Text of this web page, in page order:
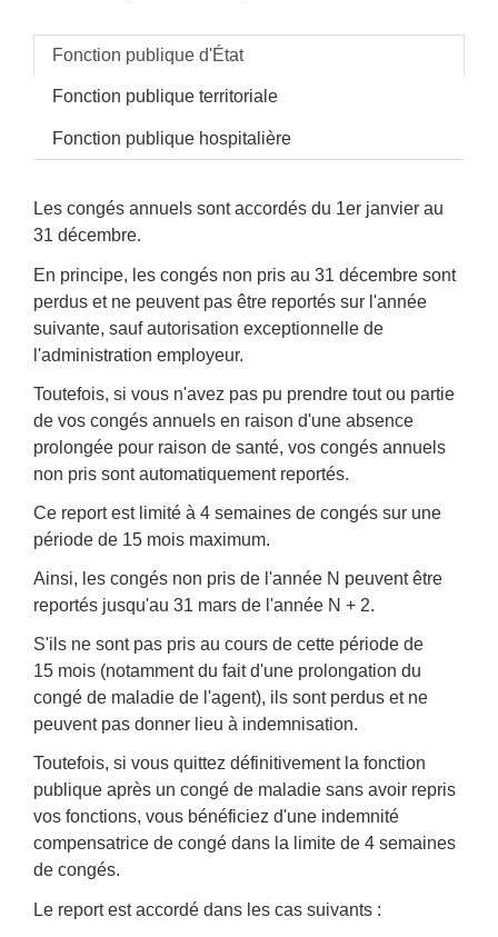
Fonction publique d'État
Fonction publique territoriale
Fonction publique hospitalière
Les congés annuels sont accordés du 1er janvier au
31 décembre.
En principe, les congés non pris au 31 décembre sont
perdus et ne peuvent pas être reportés sur l'année
suivante, sauf autorisation exceptionnelle de
l'administration employeur.
Toutefois, si vous n'avez pas pu prendre tout ou partie
de vos congés annuels en raison d'une absence
prolongée pour raison de santé, vos congés annuels
non pris sont automatiquement reportés.
Ce report est limité à 4 semaines de congés sur une
période de 15 mois maximum.
Ainsi, les congés non pris de l'année N peuvent être
reportés jusqu'au 31 mars de l'année N + 2.
S'ils ne sont pas pris au cours de cette période de
15 mois (notamment du fait d'une prolongation du
congé de maladie de l'agent), ils sont perdus et ne
peuvent pas donner lieu à indemnisation.
Toutefois, si vous quittez définitivement la fonction
publique après un congé de maladie sans avoir repris
vos fonctions, vous bénéficiez d'une indemnité
compensatrice de congé dans la limite de 4 semaines
de congés.
Le report est accordé dans les cas suivants :